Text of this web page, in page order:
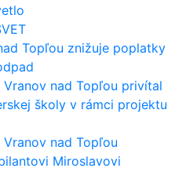
Topľou znižuje poplatky
Vranov nad Topľou privítal
školy v rámci projektu
nad Topľou
Miroslavovi